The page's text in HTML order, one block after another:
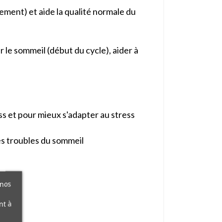
et aide la qualité normale du
sommeil (début du cycle), aider à
et pour mieux s'adapter au stress
troubles du sommeil
à